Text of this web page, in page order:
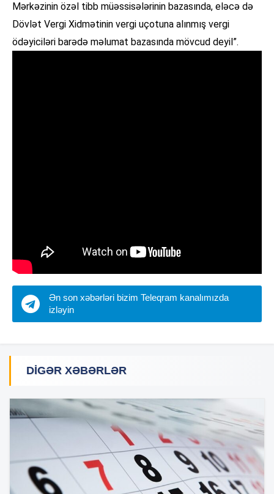
Mərkəzinin özəl tibb müəssisələrinin bazasında, eləcə də
Dövlət Vergi Xidmətinin vergi uçotuna alınmış vergi
ödəyiciləri barədə məlumat bazasında mövcud deyil”.
Ən son xəbərləri bizim Teleqram kanalımızda
izləyin
DIGƏR XƏBƏRLƏR